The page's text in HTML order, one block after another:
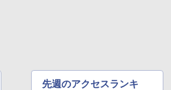
先週のアクセスランキ